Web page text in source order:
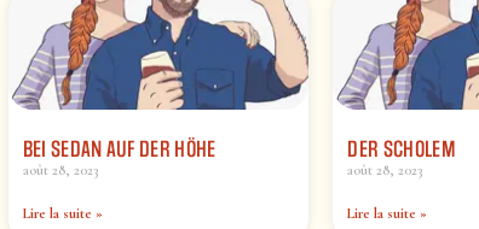
BEI SEDAN AUF DER HÖHE
août 28, 2023
Lire la suite »
DER SCHOLEM
août 28, 2023
Lire la suite »